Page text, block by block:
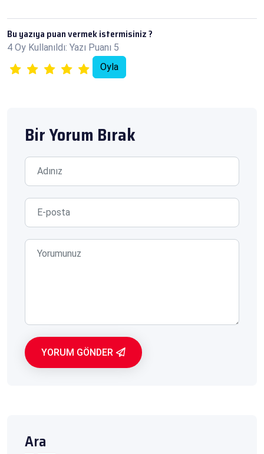
Bu yazıya puan vermek istermisiniz ?
4 Oy Kullanıldı: Yazı Puanı 5
Bir Yorum Bırak
YORUM GÖNDER
Ara